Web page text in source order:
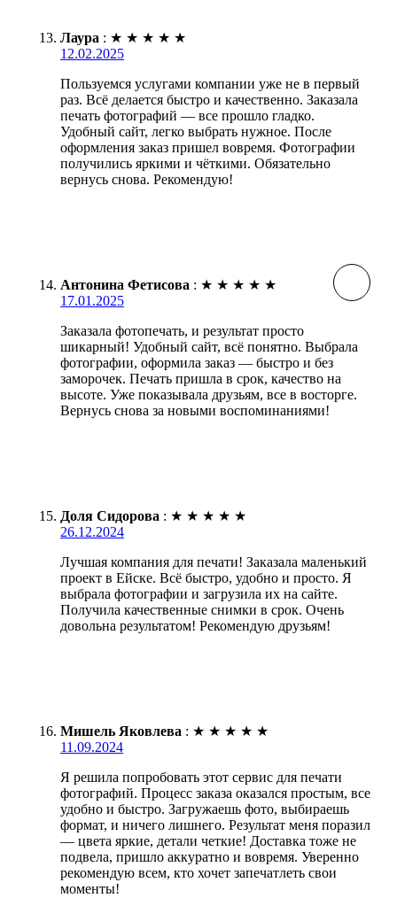
Лаура : ★ ★ ★ ★ ★
12.02.2025
Пользуемся услугами компании уже не в первый
раз. Всё делается быстро и качественно. Заказала
печать фотографий — все прошло гладко.
Удобный сайт, легко выбрать нужное. После
оформления заказ пришел вовремя. Фотографии
получились яркими и чёткими. Обязательно
вернусь снова. Рекомендую!
Антонина Фетисова : ★ ★ ★ ★ ★
17.01.2025
Заказала фотопечать, и результат просто
шикарный! Удобный сайт, всё понятно. Выбрала
фотографии, оформила заказ — быстро и без
заморочек. Печать пришла в срок, качество на
высоте. Уже показывала друзьям, все в восторге.
Вернусь снова за новыми воспоминаниями!
Доля Сидорова : ★ ★ ★ ★ ★
26.12.2024
Лучшая компания для печати! Заказала маленький
проект в Ейске. Всё быстро, удобно и просто. Я
выбрала фотографии и загрузила их на сайте.
Получила качественные снимки в срок. Очень
довольна результатом! Рекомендую друзьям!
Мишель Яковлева : ★ ★ ★ ★ ★
11.09.2024
Я решила попробовать этот сервис для печати
фотографий. Процесс заказа оказался простым, все
удобно и быстро. Загружаешь фото, выбираешь
формат, и ничего лишнего. Результат меня поразил
— цвета яркие, детали четкие! Доставка тоже не
подвела, пришло аккуратно и вовремя. Уверенно
рекомендую всем, кто хочет запечатлеть свои
моменты!